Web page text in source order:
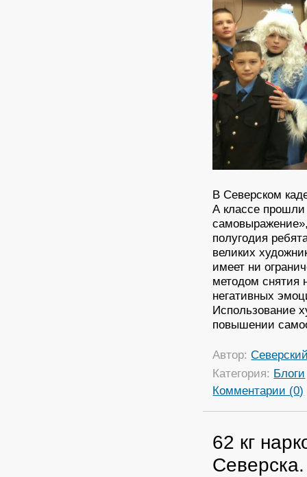
В Северском
А классе
полугодия
великих
имеет ни
методом снятия
негативных
Использование
повышении
Автор:
Категория: Блоги
Комментарии (0)
62 кг
Северска.